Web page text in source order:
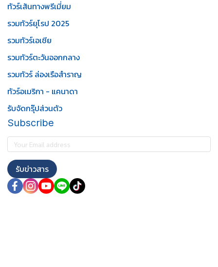
ทัวร์เส้นทางพรีเมี่ยม
รวมทัวร์ยุโรป 2025
รวมทัวร์เอเชีย
รวมทัวร์ตะวันออกกลาง
รวมทัวร์ ล่องเรือสำราญ
ทัวร์อเมริกา - แคนาดา
รับจัดกรุ๊ปส่วนตัว
Subscribe
รับข่าวสาร